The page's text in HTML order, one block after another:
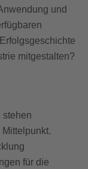
und
mitgestalten?
stehen
für die